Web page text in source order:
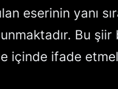
eserinin yanı
Bu
içinde ifade